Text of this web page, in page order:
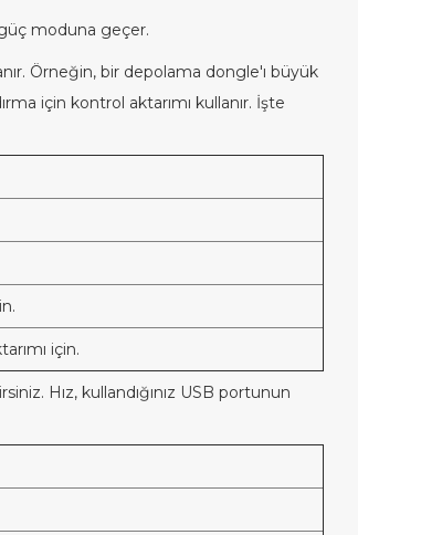
güç moduna geçer.
Örneğin, bir depolama dongle'ı büyük
için kontrol aktarımı kullanır. İşte
için.
Hız, kullandığınız USB portunun